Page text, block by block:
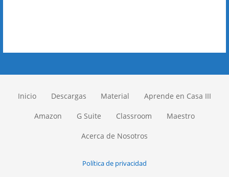
Inicio Descargas Material Aprende en Casa III
Amazon G Suite Classroom Maestro
Acerca de Nosotros
Política de privacidad